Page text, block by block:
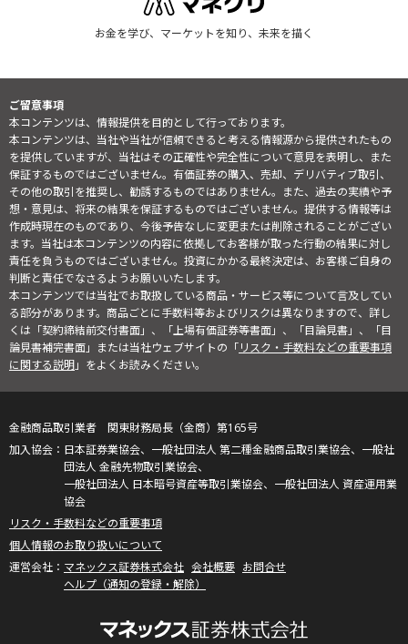
お金を学び、マーケットを知り、未来を描く
ご留意事項
本コンテンツは、情報提供を目的として行っております。
本コンテンツは、当社や当社が信頼できると考える情報源から提供されたもの
を提供していますが、当社はその正確性や完全性について意見を表明し、また
保証するものではございません。有価証券の購入、売却、デリバティブ取引、
その他の取引を推奨し、勧誘するものではありません。また、過去の実績や予
想・意見は、将来の結果を保証するものではございません。提供する情報等は
作成時現在のものであり、今後予告なしに変更または削除されることがござい
ます。当社は本コンテンツの内容に依拠してお客様が取った行動の結果に対し
責任を負うものではございません。投資にかかる最終決定は、お客様ご自身の
判断と責任でなさるようお願いいたします。
本コンテンツでは当社でお取扱している商品・サービス等について言及してい
る部分があります。商品ごとに手数料等およびリスクは異なりますので、詳し
くは「契約締結前交付書面」、「上場有価証券等書面」、「目論見書」、「目
論見書補完書面」または当社ウェブサイトの「リスク・手数料などの重要事項
に関する説明」をよくお読みください。
金融商品取引業者 関東財務局長（金商）第165号
日本証券業協会、一般社団法人 第二種金融商品取引業協会、一般社
団法人 金融先物取引業協会、
一般社団法人 日本暗号資産等取引業協会、一般社団法人 資産運用業
協会
リスク・手数料などの重要事項
個人情報のお取り扱いについて
マネックス証券株式会社 会社概要 お問合せ
ヘルプ（通知の登録・解除）